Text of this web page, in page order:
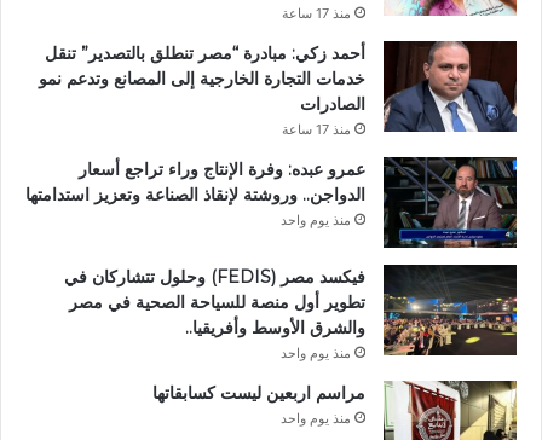
منذ 17 ساعة
أحمد زكي: مبادرة “مصر تنطلق بالتصدير” تنقل
خدمات التجارة الخارجية إلى المصانع وتدعم نمو
الصادرات
منذ 17 ساعة
عمرو عبده: وفرة الإنتاج وراء تراجع أسعار
الدواجن.. وروشتة لإنقاذ الصناعة وتعزيز استدامتها
منذ يوم واحد
فيكسد مصر (FEDIS) وحلول تتشاركان في
تطوير أول منصة للسياحة الصحية في مصر
والشرق الأوسط وأفريقيا..
منذ يوم واحد
مراسم اربعين ليست كسابقاتها
منذ يوم واحد